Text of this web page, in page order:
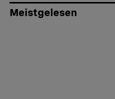
Meistgelesen